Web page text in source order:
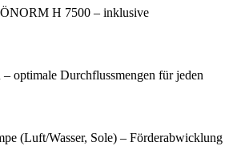
H 7500 – inklusive
optimale Durchflussmengen für jeden
(Luft/Wasser, Sole) – Förderabwicklung